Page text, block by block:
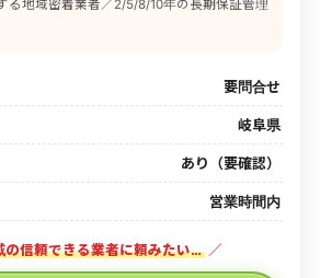
る地域密着業者／2/5/8/10年の長期保証管理
要問合せ
岐阜県
あり（要確認）
営業時間内
の信頼できる業者に頼みたい… ／